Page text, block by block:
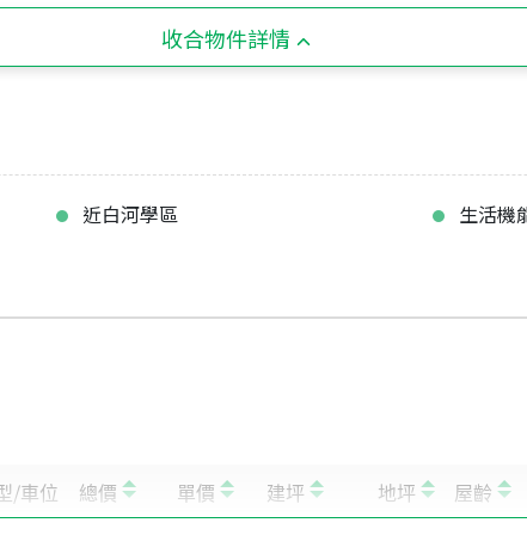
收合物件詳情
近白河學區
生活機